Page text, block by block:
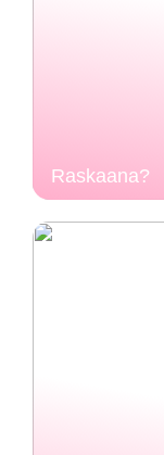
Raskaana?